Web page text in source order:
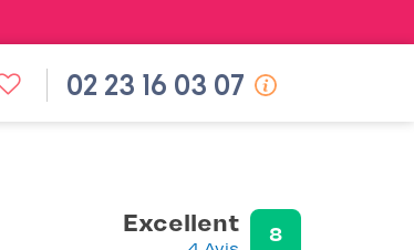
02 23 16 03 07
Excellent 8